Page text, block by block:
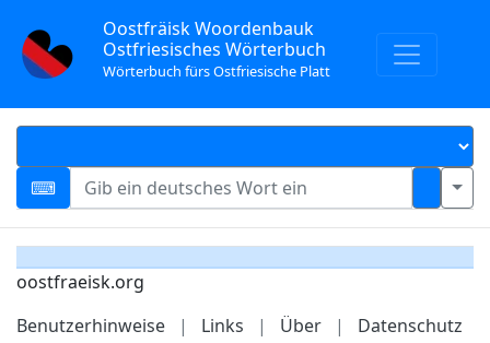
Oostfräisk Woordenbauk
Ostfriesisches Wörterbuch
Wörterbuch fürs Ostfriesische Platt
oostfraeisk.org
Benutzerhinweise
| Links | Über | Datenschutz